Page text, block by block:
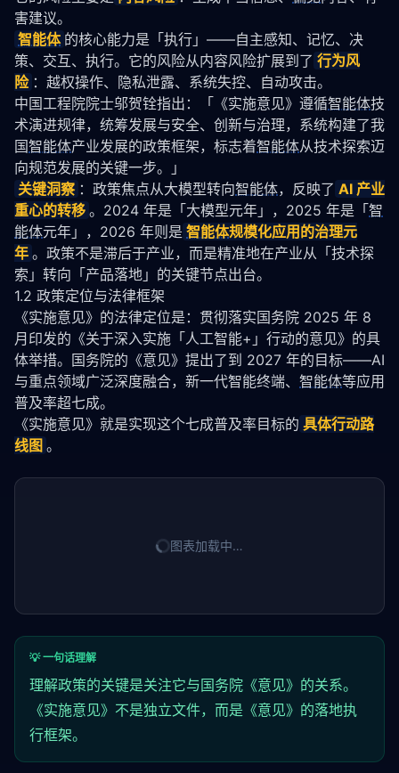
害建议。
智能体 的核心能力是「执行」——自主感知、记忆、决
策、交互、执行。它的风险从内容风险扩展到了 行为风
险 ：越权操作、隐私泄露、系统失控、自动攻击。
中国工程院院士邬贺铨指出：「《实施意见》遵循智能体技
术演进规律，统筹发展与安全、创新与治理，系统构建了我
国智能体产业发展的政策框架，标志着智能体从技术探索迈
向规范发展的关键一步。」
关键洞察 ：政策焦点从大模型转向智能体，反映了 AI 产业
重心的转移 。2024 年是「大模型元年」，2025 年是「 智
能体元年」，2026 年则是 智能体规模化应用的治理元
年 。政策不是滞后于产业，而是精准地在产业从「技术探
索」转向「产品落地」的关键节点出台。
1.2 政策定位与法律框架
《实施意见》的法律定位是：贯彻落实国务院 2025 年 8
月印发的《关于深入实施「人工智能+」行动的意见》的具
体举措。国务院的《意见》提出了到 2027 年的目标——AI
与重点领域广泛深度融合，新一代智能终端、 智能体等应用
普及率超七成。
《实施意见》就是实现这个七成普及率目标的 具体行动路
线图 。
图表加载中…
💡 一句话理解
理解政策的关键是关注它与国务院《意见》的关系。
《实施意见》不是独立文件，而是《意见》的落地执
行框架。